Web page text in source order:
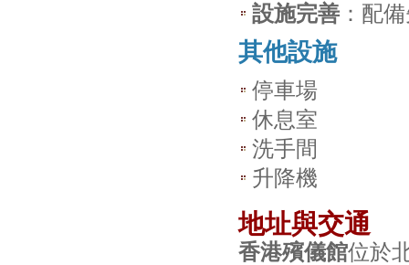
設施完善 ：配
其他設施
停車場
休息室
洗手間
升降機
地址與交通
香港殯儀館位於